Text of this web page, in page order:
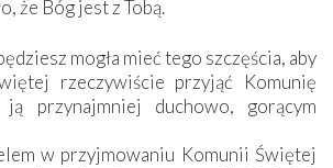
że Bóg jest z Tobą.
mogła mieć tego szczęścia, aby
rzeczywiście przyjąć Komunię
przynajmniej duchowo, gorącym
w przyjmowaniu Komunii Świętej